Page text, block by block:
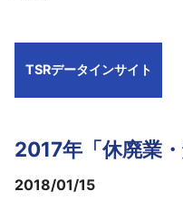
TSRデータインサイト
2017年「休廃業
2018/01/15